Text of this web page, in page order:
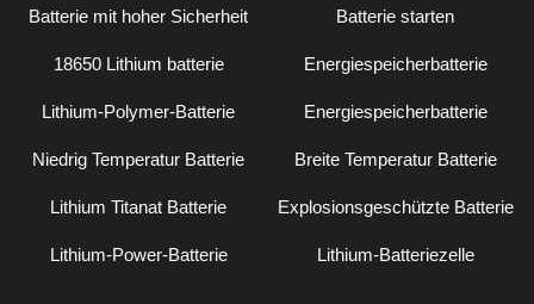
Batterie mit hoher Sicherheit Batterie starten
18650 Lithium batterie Energiespeicherbatterie
Lithium-Polymer-Batterie Energiespeicherbatterie
Niedrig Temperatur Batterie Breite Temperatur Batterie
Lithium Titanat Batterie Explosionsgeschützte Batterie
Lithium-Power-Batterie Lithium-Batteriezelle